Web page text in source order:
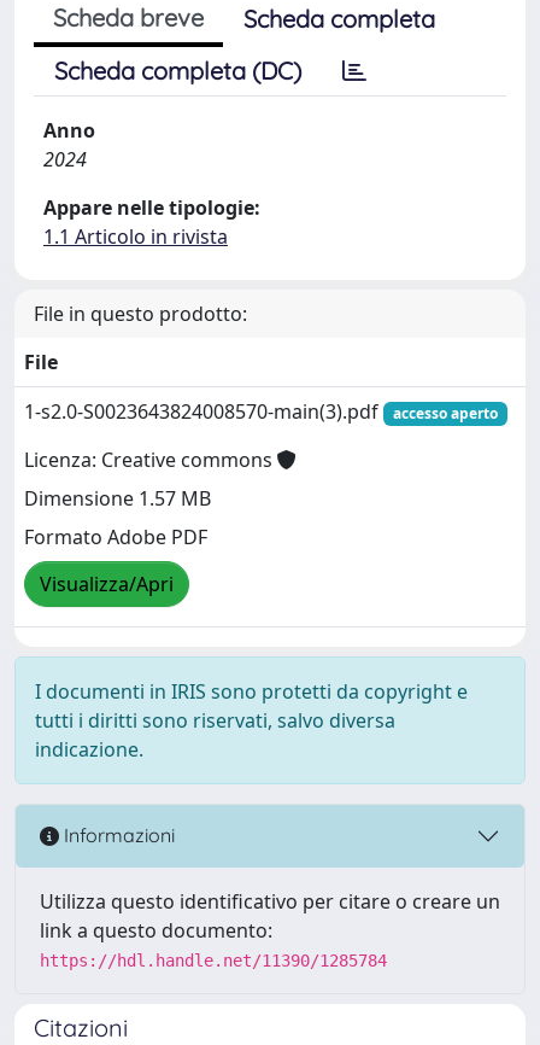
Scheda breve
Scheda completa
Scheda completa (DC)
Anno
2024
Appare nelle tipologie:
1.1 Articolo in rivista
File in questo prodotto:
File
1-s2.0-S0023643824008570-main(3).pdf
accesso aperto
Licenza: Creative commons
Dimensione 1.57 MB
Formato Adobe PDF
Visualizza/Apri
I documenti in IRIS sono protetti da copyright e
tutti i diritti sono riservati, salvo diversa
indicazione.
Informazioni
Utilizza questo identificativo per citare o creare un
link a questo documento:
https://hdl.handle.net/11390/1285784
Citazioni